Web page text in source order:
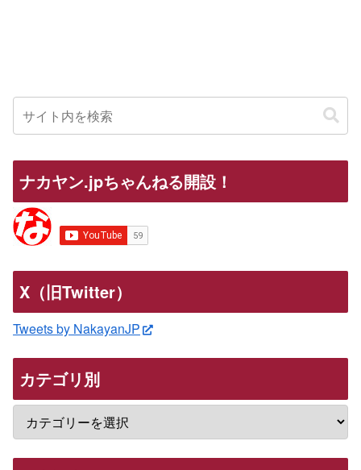
ナカヤン.jpちゃんねる開設！
X（旧Twitter）
Tweets by NakayanJP
カテゴリ別